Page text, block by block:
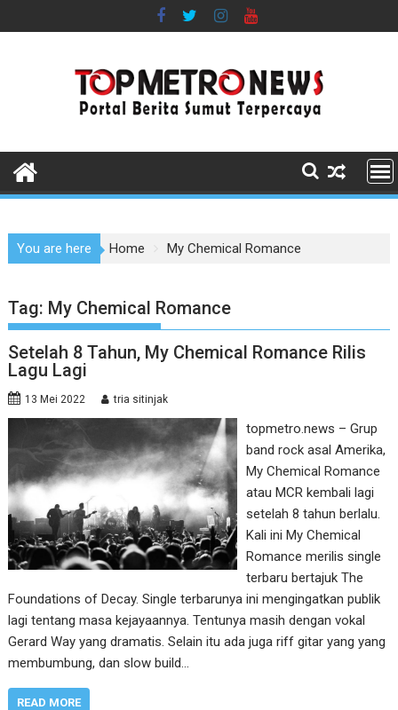
to
You are here Home My Chemical Romance
Tag: My Chemical Romance
Setelah 8 Tahun, My Chemical Romance Rilis
Lagu Lagi
13 Mei 2022 tria sitinjak
topmetro.news – Grup
band rock asal Amerika,
My Chemical Romance
atau MCR kembali lagi
setelah 8 tahun berlalu.
Kali ini My Chemical
Romance merilis single
terbaru bertajuk The
Foundations of Decay. Single terbarunya ini mengingatkan publik
lagi tentang masa kejayaannya. Tentunya masih dengan vokal
Gerard Way yang dramatis. Selain itu ada juga riff gitar yang yang
membumbung, dan slow build…
READ MORE